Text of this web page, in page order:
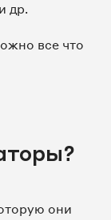
др.
все что
они